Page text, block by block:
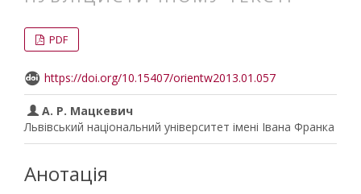
PDF
https://doi.org/10.15407/orientw2013.01.057
А. Р. Мацкевич
Львівський національний університет імені Івана Франка
Анотація